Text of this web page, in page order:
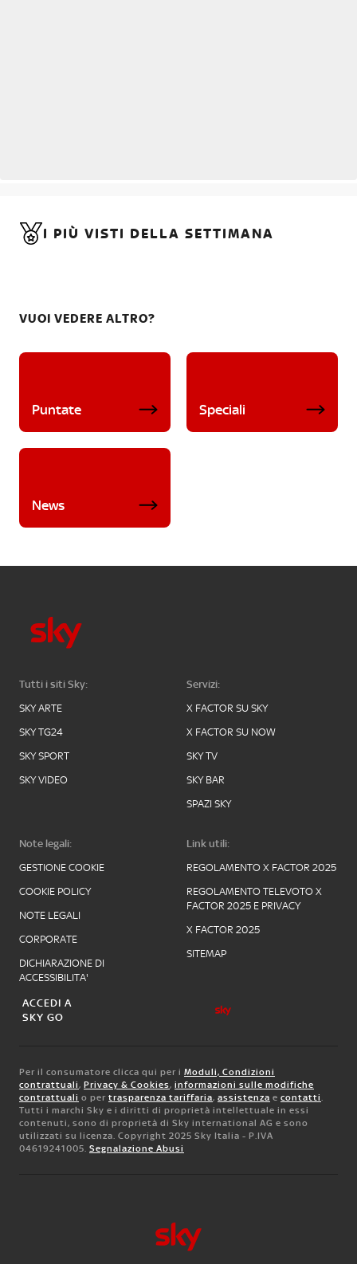
I PIÙ VISTI DELLA SETTIMANA
VUOI VEDERE ALTRO?
Puntate Speciali
News
Tutti i siti Sky:
SKY ARTE
SKY TG24
SKY SPORT
SKY VIDEO
Servizi:
X FACTOR SU SKY
X FACTOR SU NOW
SKY TV
SKY BAR
SPAZI SKY
Note legali:
GESTIONE COOKIE
COOKIE POLICY
NOTE LEGALI
CORPORATE
DICHIARAZIONE DI
ACCESSIBILITA'
Link utili:
REGOLAMENTO X FACTOR 2025
REGOLAMENTO TELEVOTO X
FACTOR 2025 E PRIVACY
X FACTOR 2025
SITEMAP
ACCEDI A
SKY GO
Per il consumatore clicca qui per i Moduli, Condizioni
contrattuali, Privacy & Cookies, informazioni sulle modifiche
contrattuali o per trasparenza tariffaria, assistenza e contatti.
Tutti i marchi Sky e i diritti di proprietà intellettuale in essi
contenuti, sono di proprietà di Sky international AG e sono
utilizzati su licenza. Copyright 2025 Sky Italia - P.IVA
04619241005. Segnalazione Abusi